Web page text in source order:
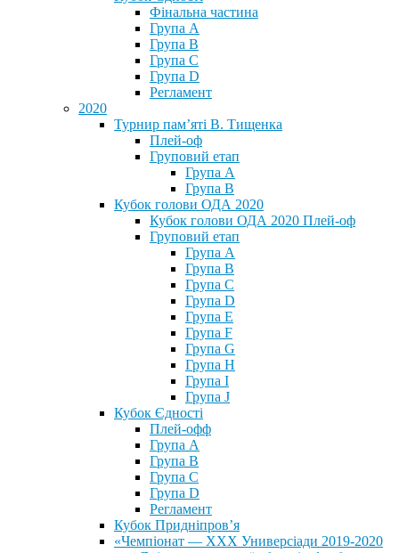
Фінальна частина
Група А
Група В
Група С
Група D
Регламент
2020
Турнир пам’яті В. Тищенка
Плей-оф
Груповий етап
Група А
Група В
Кубок голови ОДА 2020
Кубок голови ОДА 2020 Плей-оф
Груповий етап
Група A
Група B
Група C
Група D
Група E
Група F
Група G
Група H
Група I
Група J
Кубок Єдності
Плей-офф
Група А
Група В
Група С
Група D
Регламент
Кубок Придніпров’я
«Чемпіонат — ХХХ Универсіади 2019-2020